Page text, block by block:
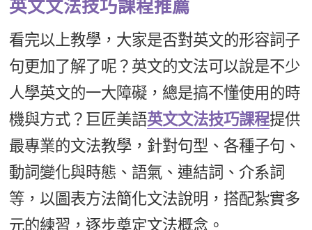
英文文法技巧課程推薦
看完以上教學，大家是否對英文的形容詞子
句更加了解了呢？英文的文法可以說是不少
人學英文的一大障礙，總是搞不懂使用的時
機與方式？巨匠美語英文文法技巧課程提供
最專業的文法教學，針對句型、各種子句、
動詞變化與時態、語氣、連結詞、介系詞
等，以圖表方法簡化文法說明，搭配紮實多
元的練習，逐步奠定文法概念。